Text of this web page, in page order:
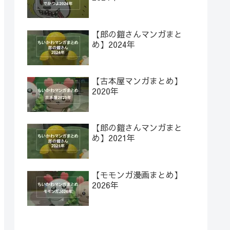
【郎の鎧さんマンガまと
め】2024年
【古本屋マンガまとめ】
2020年
【郎の鎧さんマンガまと
め】2021年
【モモンガ漫画まとめ】
2026年